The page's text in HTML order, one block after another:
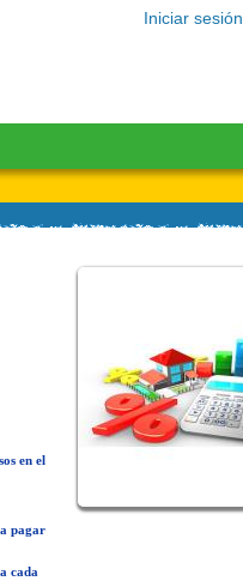
Iniciar sesión
en el
pagar
cada